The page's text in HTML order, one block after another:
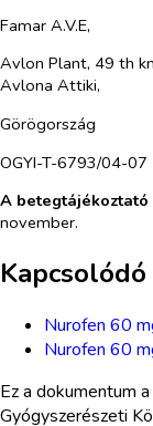
Famar A.V.E,
Avlon Plant, 49 th
Avlona Attiki,
Görögország
OGYI-T-6793/04-07
A
november.
Nurofen 60
Nurofen 60
Ez a dokumentum
Gyógyszerészeti